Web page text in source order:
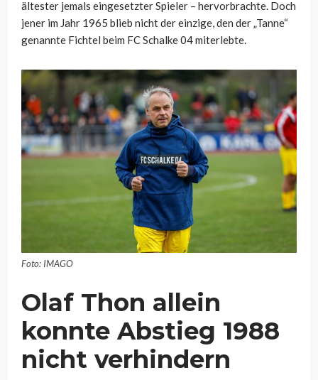
ältester jemals eingesetzter Spieler – hervorbrachte. Doch
jener im Jahr 1965 blieb nicht der einzige, den der „Tanne“
genannte Fichtel beim FC Schalke 04 miterlebte.
Foto: IMAGO
Olaf Thon allein
konnte Abstieg 1988
nicht verhindern